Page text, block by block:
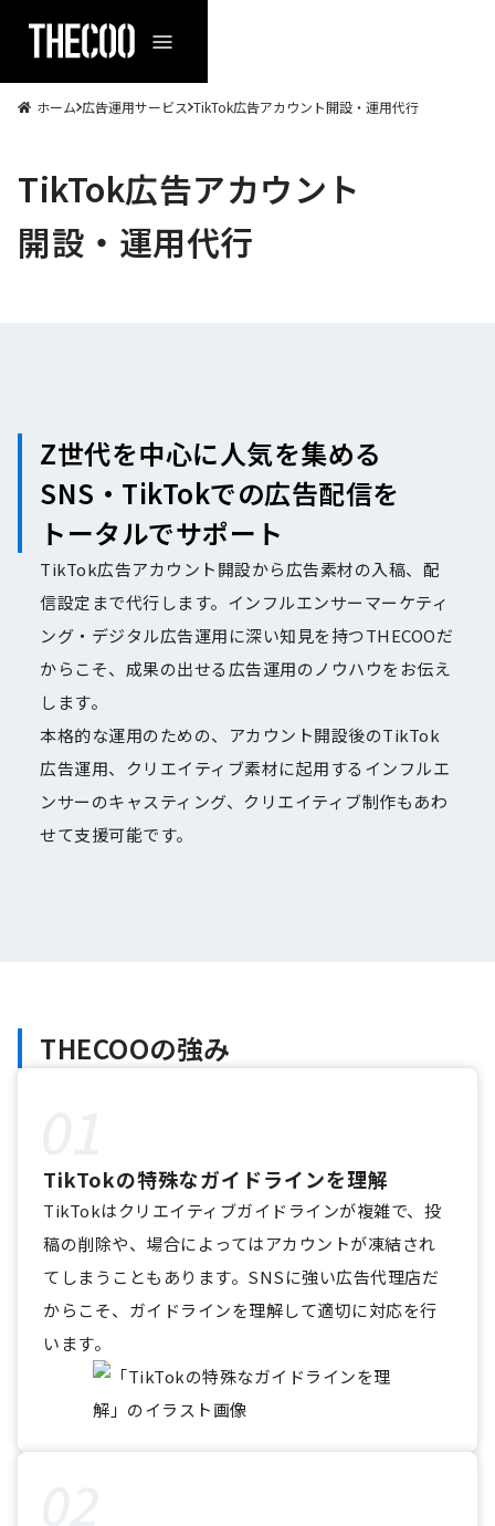
ホーム 広告運用サービス TikTok広告アカウント開設・運用代行
TikTok広告アカウント
開設・運用代行
Z世代を中心に人気を集める
SNS・TikTokでの広告配信を
トータルでサポート
TikTok広告アカウント開設から広告素材の入稿、配
信設定まで代行します。インフルエンサーマーケティ
ング・デジタル広告運用に深い知見を持つTHECOOだ
からこそ、成果の出せる広告運用のノウハウをお伝え
します。
本格的な運用のための、アカウント開設後のTikTok
広告運用、クリエイティブ素材に起用するインフルエ
ンサーのキャスティング、クリエイティブ制作もあわ
せて支援可能です。
THECOOの強み
TikTokの特殊なガイドラインを理解
TikTokはクリエイティブガイドラインが複雑で、投
稿の削除や、場合によってはアカウントが凍結され
てしまうこともあります。SNSに強い広告代理店だ
からこそ、ガイドラインを理解して適切に対応を行
います。